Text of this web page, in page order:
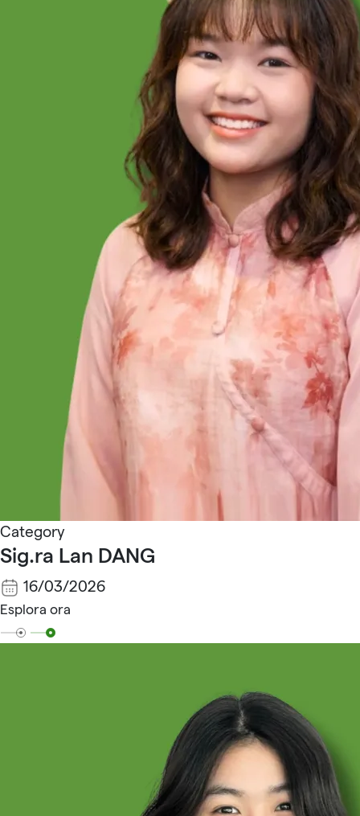
Category
Sig.ra Lan DANG
16/03/2026
Esplora ora